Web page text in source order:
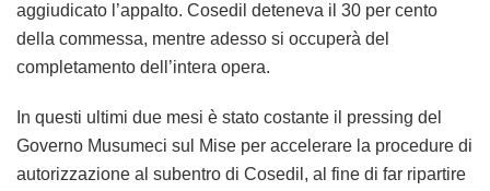
aggiudicato l’appalto. Cosedil deteneva il 30 per cento
della commessa, mentre adesso si occuperà del
completamento dell’intera opera.
In questi ultimi due mesi è stato costante il pressing del
Governo Musumeci sul Mise per accelerare la procedure di
autorizzazione al subentro di Cosedil, al fine di far ripartire